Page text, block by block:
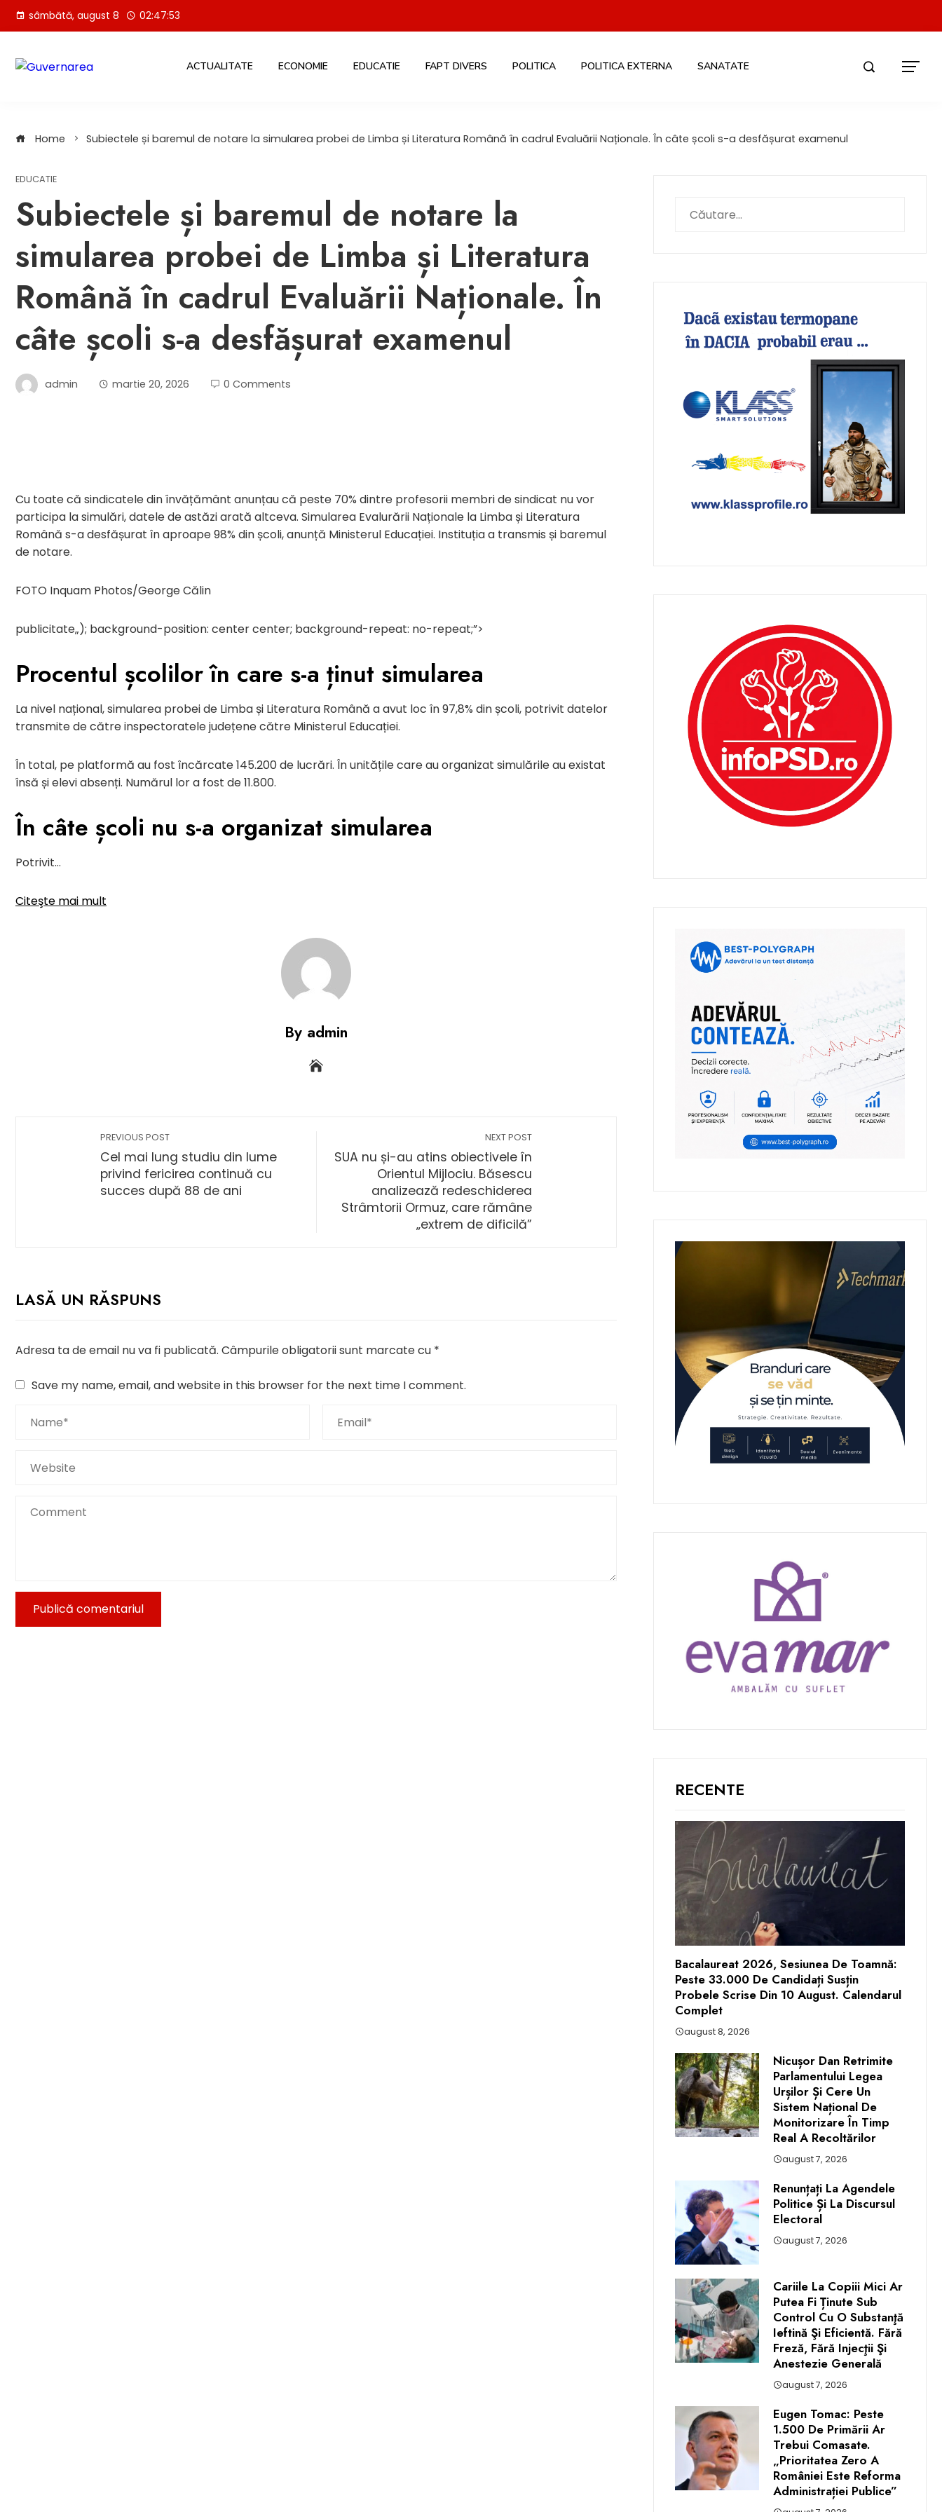
Skip sâmbătă, august 8 02:47:54
ACTUALITATE ECONOMIE EDUCATIE FAPT DIVERS POLITICA POLITICA EXTERNA SANATATE
Home Subiectele și baremul de notare la simularea probei de Limba și Literatura Română în cadrul Evaluării Naționale. În câte școli s-a desfășurat examenul
EDUCATIE
Subiectele și baremul de notare la
simularea probei de Limba și Literatura
Română în cadrul Evaluării Naționale. În
câte școli s-a desfășurat examenul
admin martie 20, 2026 0 Comments
Cu toate că sindicatele din învățământ anunțau că peste 70% dintre profesorii membri de sindicat nu vor
participa la simulări, datele de astăzi arată altceva. Simularea Evalurării Naționale la Limba și Literatura
Română s-a desfășurat în aproape 98% din școli, anunță Ministerul Educației. Instituția a transmis și baremul
de notare.
FOTO Inquam Photos/George Călin
publicitate„); background-position: center center; background-repeat: no-repeat;”>
Procentul școlilor în care s-a ținut simularea
La nivel național, simularea probei de Limba și Literatura Română a avut loc în 97,8% din școli, potrivit datelor
transmite de către inspectoratele județene către Ministerul Educației.
În total, pe platformă au fost încărcate 145.200 de lucrări. În unitățile care au organizat simulările au existat
însă și elevi absenți. Numărul lor a fost de 11.800.
În câte școli nu s-a organizat simularea
Potrivit…
Citeşte mai mult
By admin
PREVIOUS POST
Cel mai lung studiu din lume
privind fericirea continuă cu
succes după 88 de ani
NEXT POST
SUA nu și-au atins obiectivele în
Orientul Mijlociu. Băsescu
analizează redeschiderea
Strâmtorii Ormuz, care rămâne
„extrem de dificilă”
LASĂ UN RĂSPUNS
Adresa ta de email nu va fi publicată. Câmpurile obligatorii sunt marcate cu *
Save my name, email, and website in this browser for the next time I comment.
după:
RECENTE
Bacalaureat 2026, Sesiunea De Toamnă:
Peste 33.000 De Candidați Susțin
Probele Scrise Din 10 August. Calendarul
Complet
august 8, 2026
Nicușor Dan Retrimite
Parlamentului Legea
Urșilor Și Cere Un
Sistem Național De
Monitorizare În Timp
Real A Recoltărilor
august 7, 2026
Renunțați La Agendele
Politice Și La Discursul
Electoral
august 7, 2026
Cariile La Copiii Mici Ar
Putea Fi Ținute Sub
Control Cu O Substanţă
Ieftină Şi Eficientă. Fără
Freză, Fără Injecţii Şi
Anestezie Generală
august 7, 2026
Eugen Tomac: Peste
1.500 De Primării Ar
Trebui Comasate.
„Prioritatea Zero A
României Este Reforma
Administrației Publice”